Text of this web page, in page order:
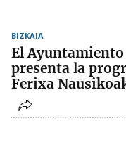
BIZKAIA
El
presenta la
Ferixa